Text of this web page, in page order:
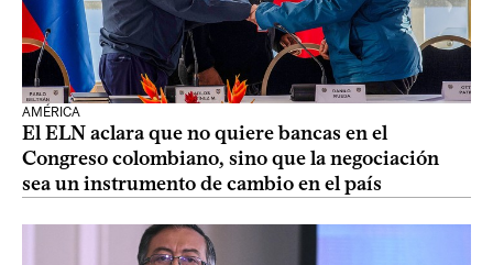
AMÉRICA
El ELN aclara que no quiere bancas en el
Congreso colombiano, sino que la negociación
sea un instrumento de cambio en el país